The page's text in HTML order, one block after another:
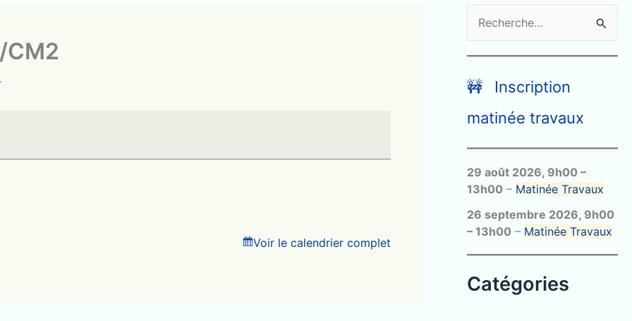
CM2
Voir le calendrier complet
e
c
h
r
c
h
e
r
🚧 Inscription
matinée travaux
29 août 2026, 9h00 –
13h00 – Matinée Travaux
26 septembre 2026, 9h00
– 13h00 – Matinée Travaux
Catégories